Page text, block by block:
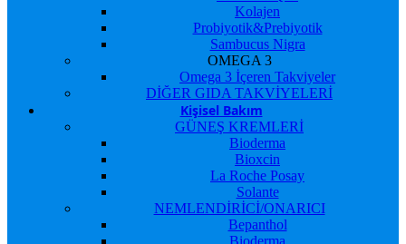
Kolajen
Probiyotik&Prebiyotik
Sambucus Nigra
OMEGA 3
Omega 3 İçeren Takviyeler
DİĞER GIDA TAKVİYELERİ
Kişisel Bakım
GÜNEŞ KREMLERİ
Bioderma
Bioxcin
La Roche Posay
Solante
NEMLENDİRİCİ/ONARICI
Bepanthol
Bioderma